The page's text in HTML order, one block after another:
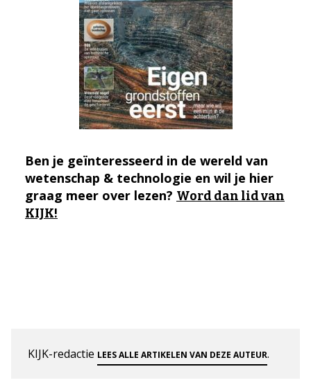
Ben je geïnteresseerd in de wereld van
wetenschap & technologie en wil je hier
graag meer over lezen? Word dan lid van
KIJK!
KIJK-redactie LEES ALLE ARTIKELEN VAN DEZE AUTEUR.